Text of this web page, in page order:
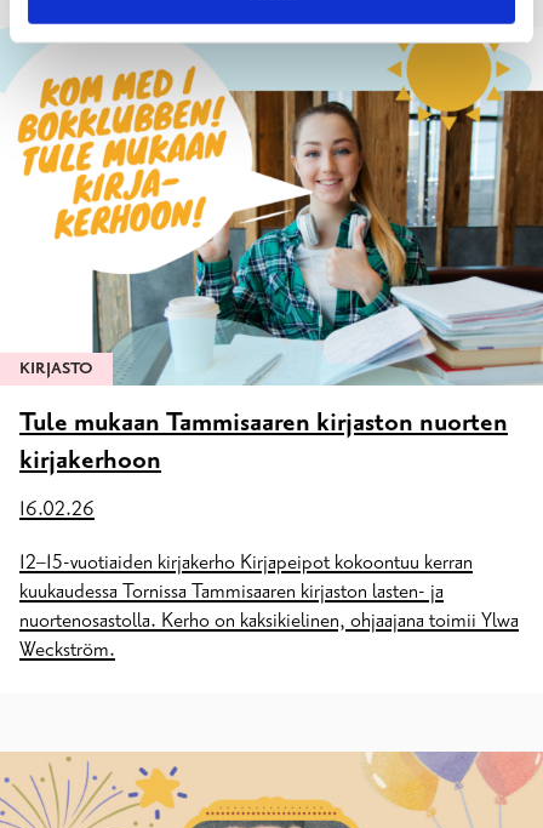
KIRJASTO
Tule mukaan Tammisaaren kirjaston nuorten
kirjakerhoon
16.02.26
12–15-vuotiaiden kirjakerho Kirjapeipot kokoontuu kerran
kuukaudessa Tornissa Tammisaaren kirjaston lasten- ja
nuortenosastolla. Kerho on kaksikielinen, ohjaajana toimii Ylwa
Weckström.